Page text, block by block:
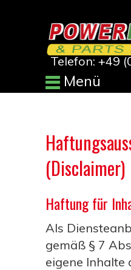
Telefon: +49
Menü
(Disclaimer)
Haftung für
Als
gemäß § 7
eigene Inhalte